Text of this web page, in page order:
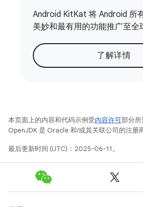
Android KitKat 将 Android 所
美妙和最有用的功能推广至全
了解详情
本页面上的内容和代码示例受内容许可部分
OpenJDK 是 Oracle 和/或其关联公司的注册
最后更新时间 (UTC)：2025-06-11。